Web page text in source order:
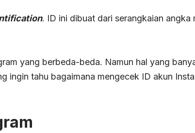
. ID ini dibuat dari serangkaian
yang berbeda-beda. Namun hal yang
ingin tahu bagaimana mengecek ID akun